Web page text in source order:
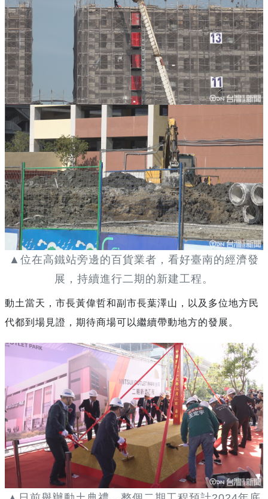
▲位在高鐵站旁邊的百貨業者，看好臺南的經濟發
展，持續進行二期的新建工程。
動土當天，市長黃偉哲和副市長葉澤山，以及多位地方民
代都到場見證，期待商場可以繼續帶動地方的發展。